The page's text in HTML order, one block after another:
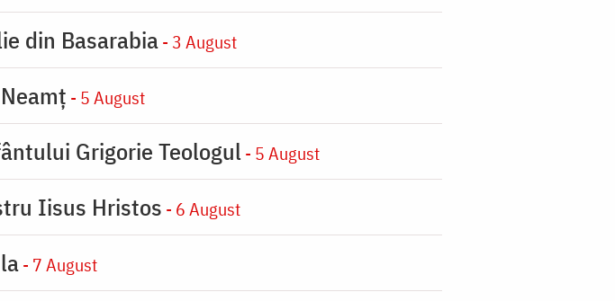
din Basarabia- 3 August
- 5 August
Grigorie Teologul - 5 August
Iisus Hristos - 6 August
- 7 August